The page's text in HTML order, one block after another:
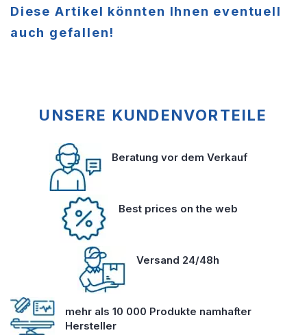
Diese Artikel könnten Ihnen eventuell
auch gefallen!
UNSERE KUNDENVORTEILE
Beratung vor dem Verkauf
Best prices on the web
Versand 24/48h
mehr als 10 000 Produkte namhafter
Hersteller